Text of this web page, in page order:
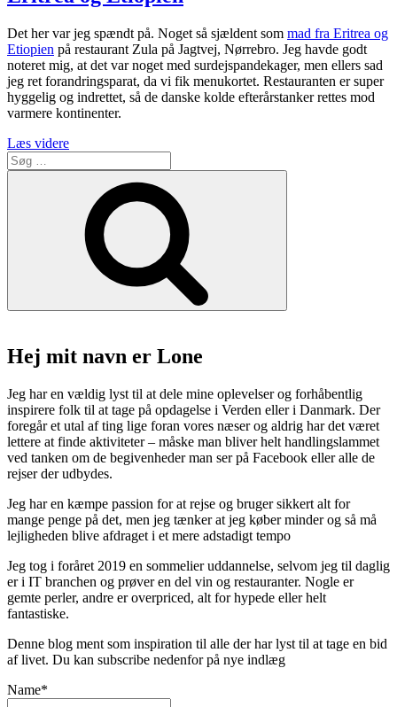
Det her var jeg spændt på. Noget så sjældent som mad fra Eritrea og
Etiopien på restaurant Zula på Jagtvej, Nørrebro. Jeg havde godt
noteret mig, at det var noget med surdejspandekager, men ellers sad
jeg ret forandringsparat, da vi fik menukortet. Restauranten er super
hyggelig og indrettet, så de danske kolde efterårstanker rettes mod
varmere kontinenter.
Læs videre“Zula
på
afrikansk
comfort
food
Eritrea
Etiopien”
Søg
efter:
Hej mit navn er Lone
Jeg har en vældig lyst til at dele mine oplevelser og forhåbentlig
inspirere folk til at tage på opdagelse i Verden eller i Danmark. Der
foregår et utal af ting lige foran vores næser og aldrig har det været
lettere at finde aktiviteter – måske man bliver helt handlingslammet
ved tanken om de begivenheder man ser på Facebook eller alle de
rejser der udbydes.
Jeg har en kæmpe passion for at rejse og bruger sikkert alt for
mange penge på det, men jeg tænker at jeg køber minder og så må
lejligheden blive afdraget i et mere adstadigt tempo
Jeg tog i foråret 2019 en sommelier uddannelse, selvom jeg til daglig
er i IT branchen og prøver en del vin og restauranter. Nogle er
gemte perler, andre er overpriced, alt for hypede eller helt
fantastiske.
Denne blog ment som inspiration til alle der har lyst til at tage en bid
af livet. Du kan subscribe nedenfor på nye indlæg
Name*